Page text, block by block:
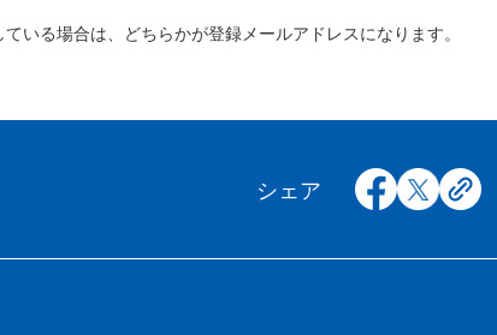
いる場合は、どちらかが登録メールアドレスになります。
シェア facebook
x